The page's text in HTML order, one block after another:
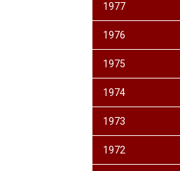
1977
1976
1975
1974
1973
1972